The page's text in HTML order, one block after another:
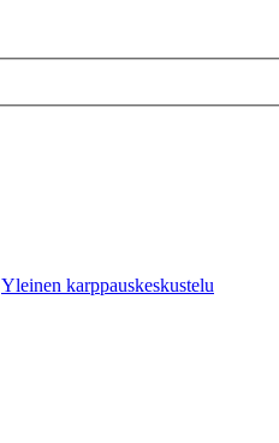
Yleinen karppauskeskustelu